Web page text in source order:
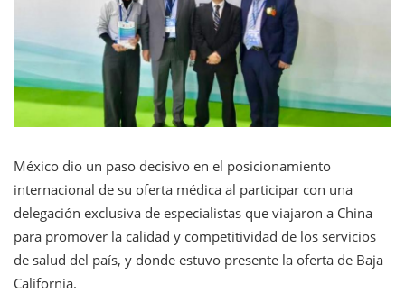
México dio un paso decisivo en el posicionamiento
internacional de su oferta médica al participar con una
delegación exclusiva de especialistas que viajaron a China
para promover la calidad y competitividad de los servicios
de salud del país, y donde estuvo presente la oferta de Baja
California.